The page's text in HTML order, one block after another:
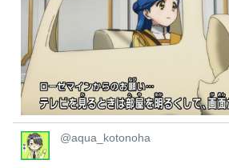
@aqua_kotonoha